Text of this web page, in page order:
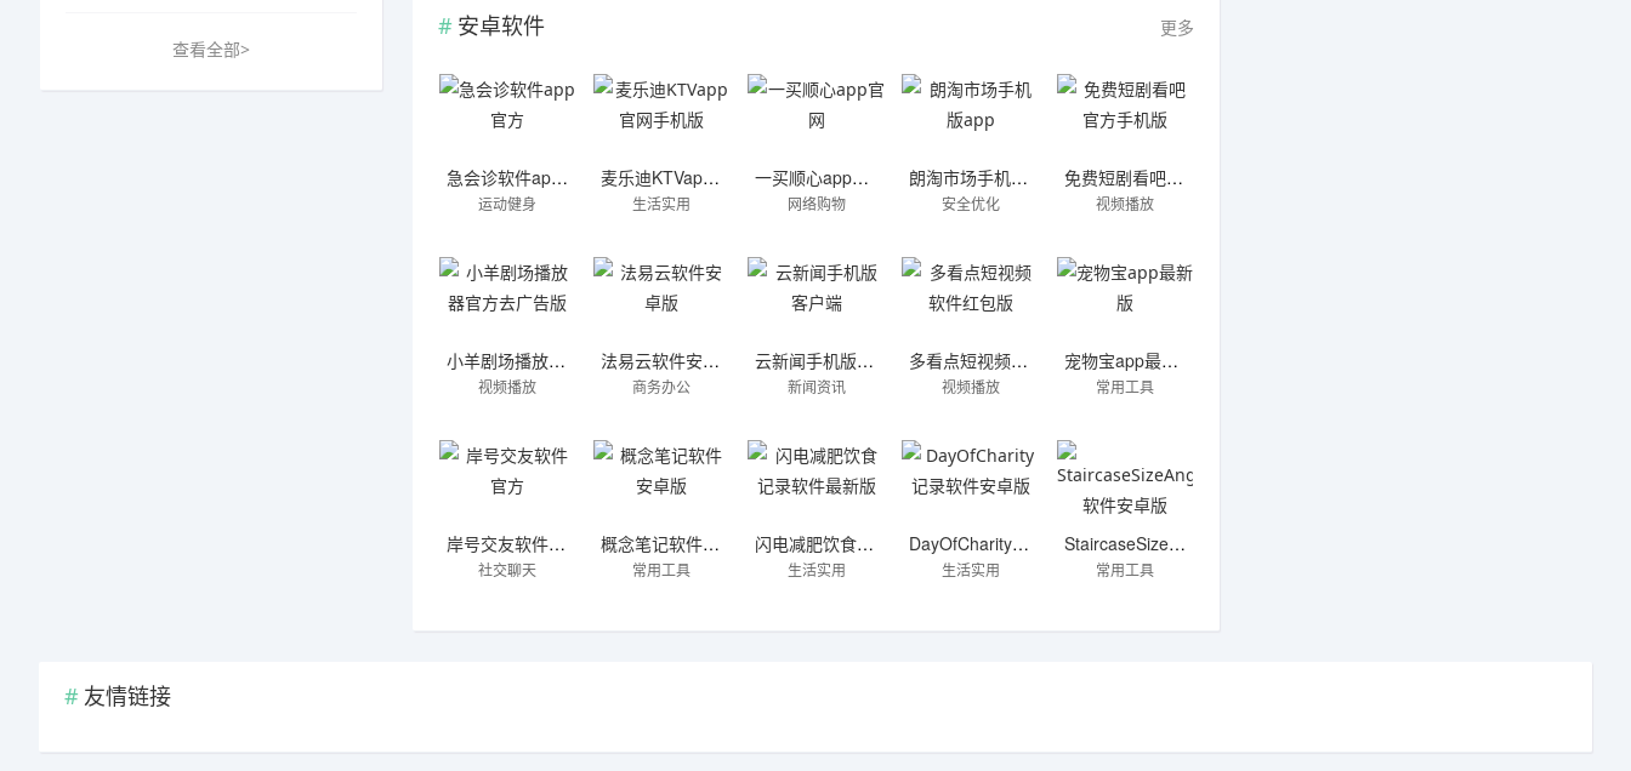
安卓软件 更多
急会诊软件app官方
运动健身
麦乐迪KTVapp官网手机版
生活实用
一买顺心app官网
网络购物
朗淘市场手机版app
安全优化
免费短剧看吧官方手机版
视频播放
小羊剧场播放器官方去广告版
视频播放
法易云软件安卓版
商务办公
云新闻手机版客户端
新闻资讯
多看点短视频软件红包版
视频播放
宠物宝app最新版
常用工具
岸号交友软件官方
社交聊天
概念笔记软件安卓版
常用工具
闪电减肥饮食记录软件最新版
生活实用
DayOfCharity记录软件安卓版
生活实用
StaircaseSizeAngle软件安卓版
常用工具
查看全部>
友情链接